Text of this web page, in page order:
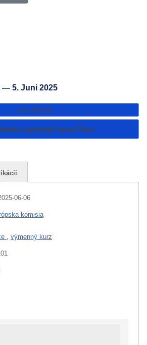
— 5. Juni 2025
Ako citovať
a jazykové verzie Close
06-06
komisia
výmenný kurz